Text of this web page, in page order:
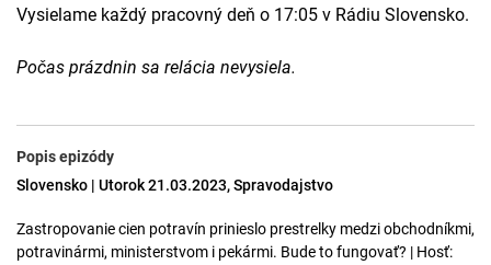
Vysielame každý pracovný deň o 17:05 v Rádiu Slovensko.
Počas prázdnin sa relácia nevysiela.
Popis epizódy
Slovensko | Utorok 21.03.2023, Spravodajstvo
Zastropovanie cien potravín prinieslo prestrelky medzi obchodníkmi,
potravinármi, ministerstvom i pekármi. Bude to fungovať? | Hosť: